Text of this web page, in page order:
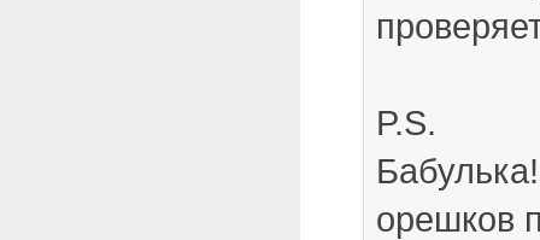
P.S.
орешков